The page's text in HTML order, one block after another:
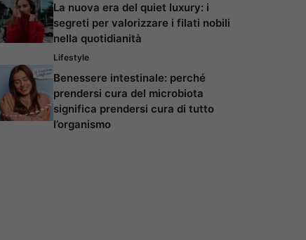
La nuova era del quiet luxury: i
segreti per valorizzare i filati nobili
nella quotidianità
Lifestyle
Benessere intestinale: perché
prendersi cura del microbiota
significa prendersi cura di tutto
l’organismo